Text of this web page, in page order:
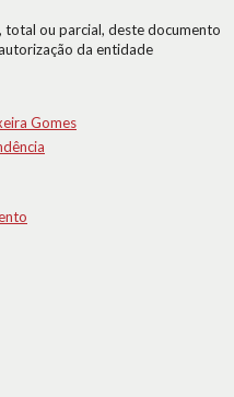
total ou parcial, deste documento
da entidade
Gomes